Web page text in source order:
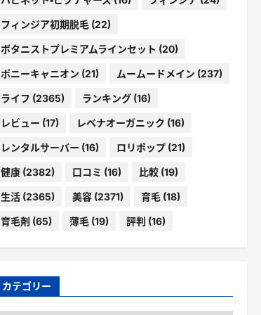
フィンジア初期脱毛(22)
ボタニストプレミアムラインセット (20)
ポニーキャニオン (21) ムームードメイン (237)
ライフ (2365) ランキング(16)
レビュー (17) レベナオーガニック (16)
レンタルサーバー (16) ロリポップ(21)
健康(2382) 口コミ (16) 比較(19)
生活(2365) 美容(2371) 育毛(18)
育毛剤 (65) 薄毛(19) 評判 (16)
カテゴリー